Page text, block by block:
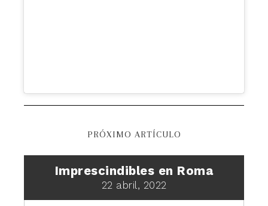
PRÓXIMO ARTÍCULO
Imprescindibles en Roma
22 abril, 2022